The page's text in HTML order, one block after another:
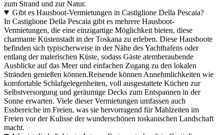
zum Strand und zur Natur.
Gibt es Hausboot-Vermietungen in Castiglione Della Pescaia?
In Castiglione Della Pescaia gibt es mehrere Hausboot-
Vermietungen, die eine einzigartige Möglichkeit bieten, diese
charmante Küstenstadt in der Toskana zu erleben. Diese Hausboote
befinden sich typischerweise in der Nähe des Yachthafens oder
entlang der malerischen Küste, sodass Gäste atemberaubende
Ausblicke auf das Meer und einfachen Zugang zu den lokalen
Stränden genießen können.Reisende können Annehmlichkeiten wie
komfortable Schlafgelegenheiten, voll ausgestattete Küchen zur
Selbstversorgung und geräumige Decks zum Entspannen in der
Sonne erwarten. Viele dieser Vermietungen umfassen auch
Essbereiche im Freien, was sie hervorragend für Mahlzeiten im
Freien vor der Kulisse der wunderschönen toskanischen Landschaft
macht.